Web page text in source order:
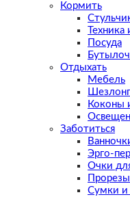
Кормить
Посуда
Отдыхать
Мебель
Коконы
Заботиться
Эрго-
Очки
Сумки и